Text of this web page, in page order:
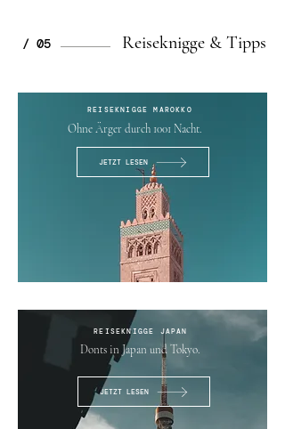
/ 05 Reiseknigge & Tipps
REISEKNIGGE MAROKKO
JETZT LESEN
Ohne Ärger durch 1001 Nacht.
Donts in Japan und Tokyo.
REISEKNIGGE JAPAN
JETZT LESEN